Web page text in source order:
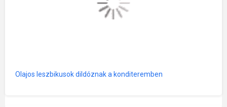
Olajos leszbikusok dildóznak a konditeremben